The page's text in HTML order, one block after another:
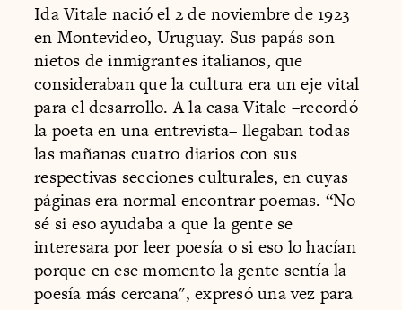
Ida Vitale nació el 2 de noviembre de 1923
en Montevideo, Uruguay. Sus papás son
nietos de inmigrantes italianos, que
consideraban que la cultura era un eje vital
para el desarrollo. A la casa Vitale –recordó
la poeta en una entrevista– llegaban todas
las mañanas cuatro diarios con sus
respectivas secciones culturales, en cuyas
páginas era normal encontrar poemas. “No
sé si eso ayudaba a que la gente se
interesara por leer poesía o si eso lo hacían
porque en ese momento la gente sentía la
poesía más cercana", expresó una vez para